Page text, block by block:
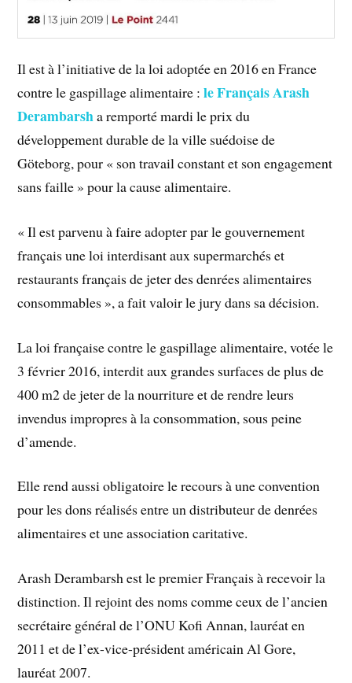
Il est à l’initiative de la loi adoptée en 2016 en France
contre le gaspillage alimentaire :le Français Arash
Derambarsha remporté mardi le prix du
développement durable de la ville suédoise de
Göteborg, pour « son travail constant et son engagement
sans faille » pour la cause alimentaire.
« Il est parvenu à faire adopter par le gouvernement
français une loi interdisant aux supermarchés et
restaurants français de jeter des denrées alimentaires
consommables », a fait valoir le jury dans sa décision.
La loi française contre le gaspillage alimentaire, votée le
3 février 2016, interdit aux grandes surfaces de plus de
400 m2 de jeter de la nourriture et de rendre leurs
invendus impropres à la consommation, sous peine
d’amende.
Elle rend aussi obligatoire le recours à une convention
pour les dons réalisés entre un distributeur de denrées
alimentaires et une association caritative.
Arash Derambarsh est le premier Français à recevoir la
distinction. Il rejoint des noms comme ceux de l’ancien
secrétaire général de l’ONU Kofi Annan, lauréat en
2011 et de l’ex-vice-président américain Al Gore,
lauréat 2007.